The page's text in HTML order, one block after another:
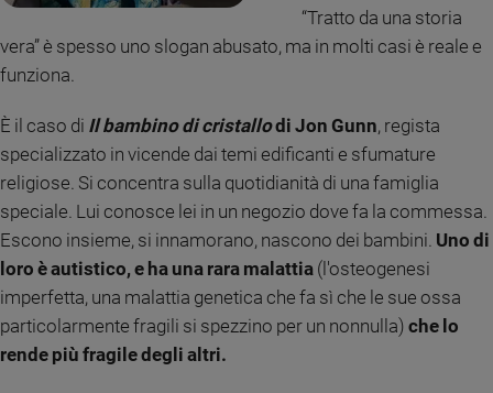
Ambiente
e
Volontariato
Diritti
Aziende
di
valore
Caso
settimana
Diversità
“Tratto da una storia
vera” è spesso uno slogan abusato, ma in molti casi è reale e
funziona.
È il caso di Il bambino di cristallodi Jon Gunn, regista
specializzato in vicende dai temi edificanti e sfumature
religiose. Si concentra sulla quotidianità di una famiglia
speciale. Lui conosce lei in un negozio dove fa la commessa.
Escono insieme, si innamorano, nascono dei bambini. Uno di
loro è autistico, e ha una rara malattia (l'osteogenesi
imperfetta, una malattia genetica che fa sì che le sue ossa
particolarmente fragili si spezzino per un nonnulla) che lo
rende più fragile degli altri.